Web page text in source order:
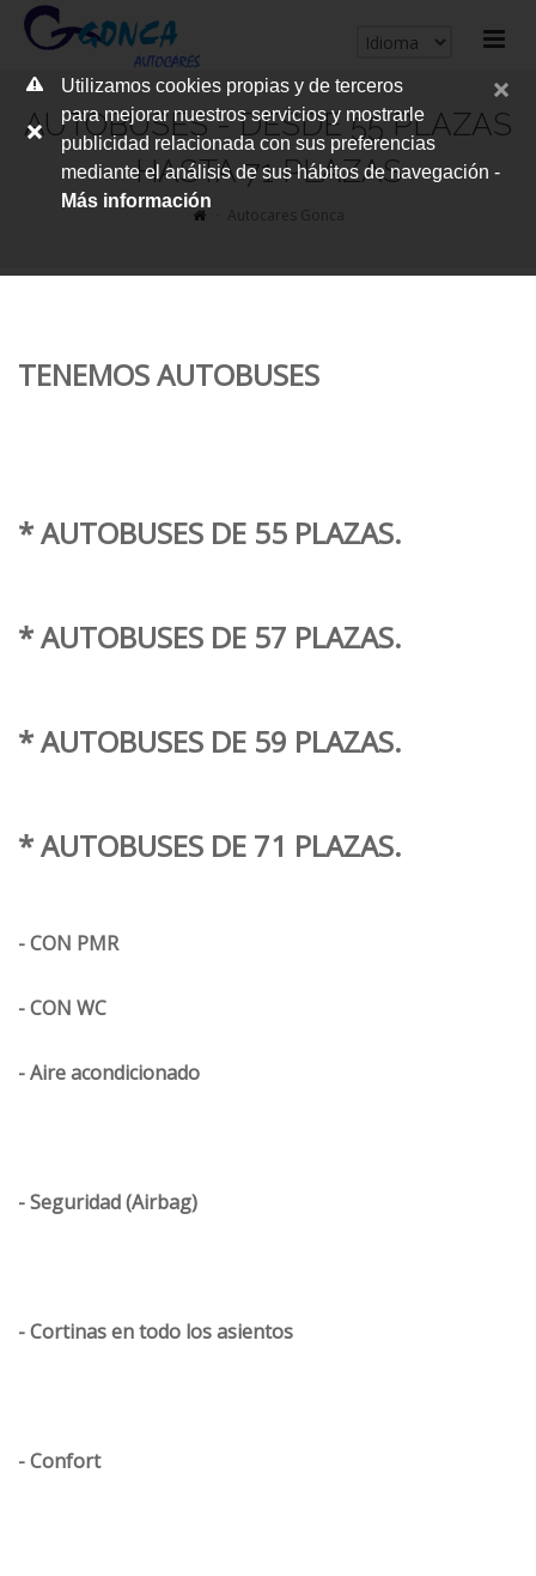
cerrar
Utilizamos cookies propias y de terceros
para mejorar nuestros servicios y mostrarle
publicidad relacionada con sus preferencias
mediante el análisis de sus hábitos de navegación -
Más información
AUTOBUSES - DESDE 55 PLAZAS
HASTA 71 PLAZAS
Autocares Gonca
TENEMOS AUTOBUSES
* AUTOBUSES DE 55 PLAZAS.
* AUTOBUSES DE 57 PLAZAS.
* AUTOBUSES DE 59 PLAZAS.
* AUTOBUSES DE 71 PLAZAS.
- CON PMR
- CON WC
- Aire acondicionado
- Seguridad (Airbag)
- Cortinas en todo los asientos
- Confort